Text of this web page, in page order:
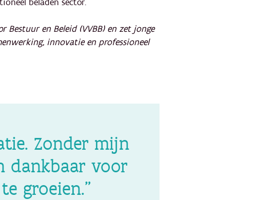
en Beleid (VVBB) en zet jonge
innovatie en professioneel
Zonder mijn
dankbaar voor
groeien.”